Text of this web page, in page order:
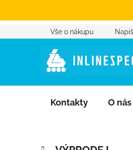
Přejít na obsah
Vše o nákupu
Kontakty O nás
Postranní panel
Přeskočit kategorie
Kategorie